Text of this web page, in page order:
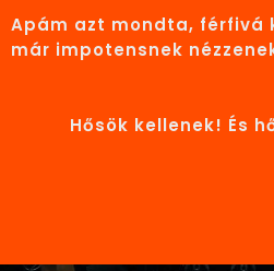
Apám azt mondta, férfivá
már impotensnek
Hősök kellenek! És